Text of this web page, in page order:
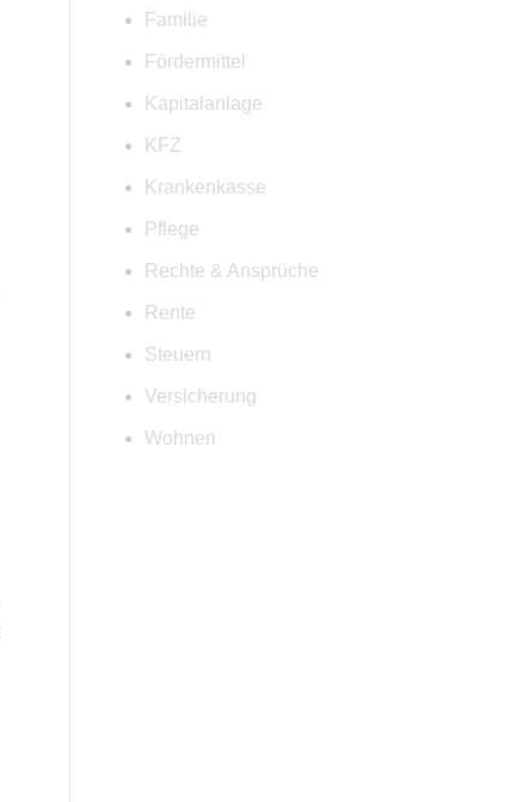
Familie
Fördermittel
Kapitalanlage
KFZ
Krankenkasse
Pflege
Rechte & Ansprüche
Rente
Steuern
Versicherung
Wohnen